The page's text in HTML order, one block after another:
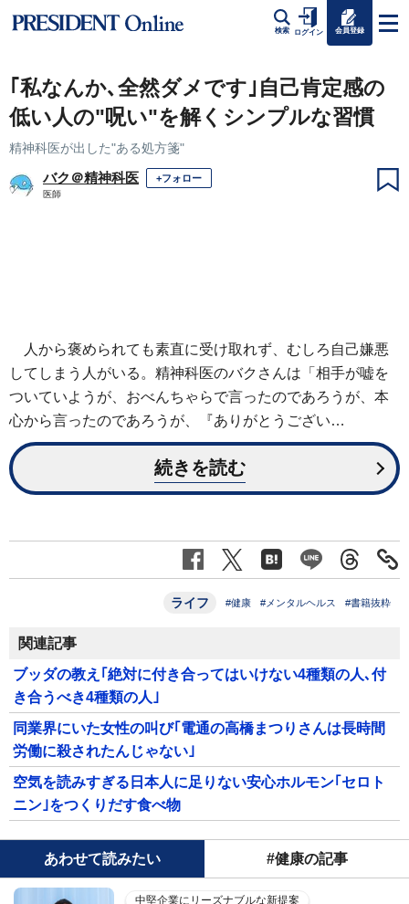
検索 ログイン 会員登録
｢私なんか､全然ダメです｣自己肯定感の
低い人の"呪い"を解くシンプルな習慣
精神科医が出した"ある処方箋"
バク＠精神科医 +フォロー
医師
人から褒められても素直に受け取れず、むしろ自己嫌悪
してしまう人がいる。精神科医のバクさんは「相手が嘘を
ついていようが、おべんちゃらで言ったのであろうが、本
心から言ったのであろうが、『ありがとうござい…
続きを読む
ライフ #健康 #メンタルヘルス #書籍抜粋
関連記事
ブッダの教え｢絶対に付き合ってはいけない4種類の人､付
き合うべき4種類の人｣
同業界にいた女性の叫び｢電通の高橋まつりさんは長時間
労働に殺されたんじゃない｣
空気を読みすぎる日本人に足りない安心ホルモン｢セロト
ニン｣をつくりだす食べ物
あわせて読みたい #健康の記事
中堅企業にリーズナブルな新提案